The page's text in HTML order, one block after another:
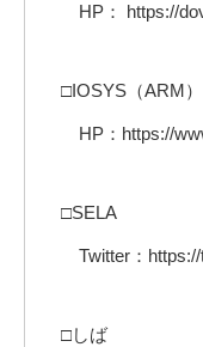
HP： https://
□IOSYS（ARM）
HP：https://
□SELA
Twitter：https://
□しば